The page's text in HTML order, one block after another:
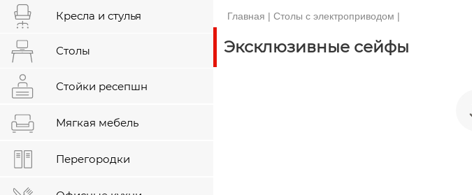
Главная | Столы с электроприводом |
Эксклюзивные сейфы
Кресла и стулья
Столы
Стойки ресепшн
Мягкая мебель
Перегородки